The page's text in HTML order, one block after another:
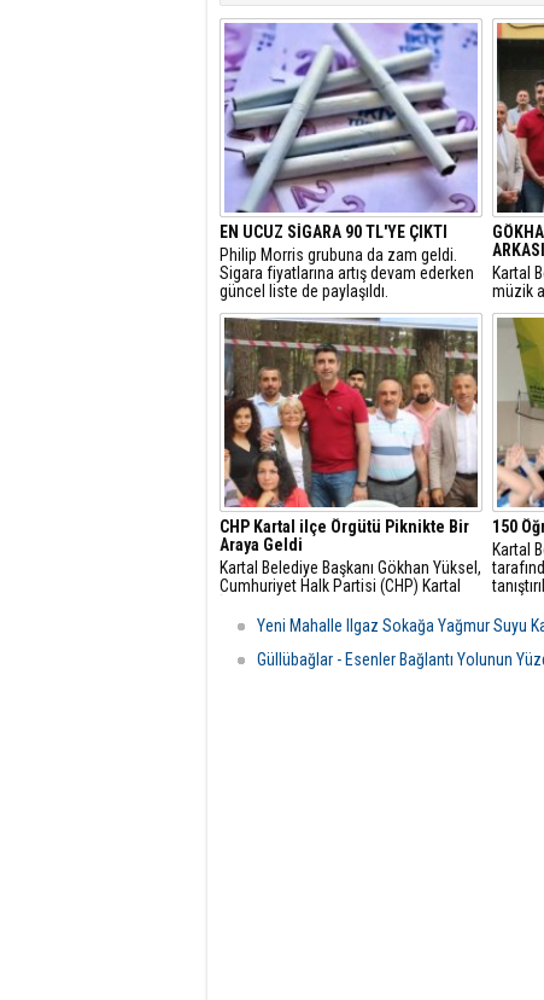
EN UCUZ SİGARA 90 TL'YE ÇIKTI
Philip Morris grubuna da zam geldi.
Sigara fiyatlarına artış devam ederken
güncel liste de paylaşıldı.
Kartal
müzik
CHP Kartal ilçe Örgütü Piknikte Bir
Araya Geldi
Kartal Belediye Başkanı Gökhan Yüksel,
Cumhuriyet Halk Partisi (CHP) Kartal
Yakacık Mahallesi'ndeki Aydos
Ormanı'nda düzenlenen, "Kartal'da
yeniden" ve "İstanbul'da Yeni Bir
150
Kartal
Yeni Mahalle Ilgaz Sokağa Yağmur Suyu
Güllübağlar - Esenler Bağlantı Yolunun